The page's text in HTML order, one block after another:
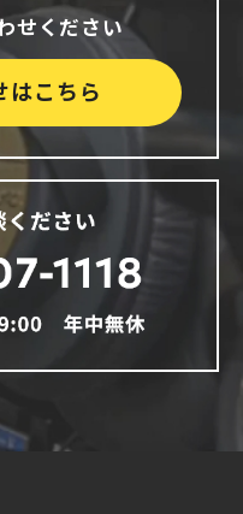
せください
はこちら